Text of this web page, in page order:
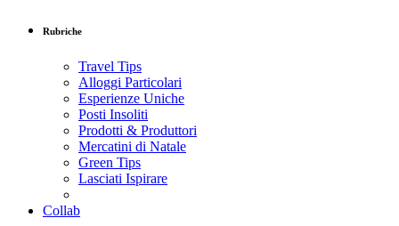
Rubriche
Travel Tips
Alloggi Particolari
Esperienze Uniche
Posti Insoliti
Prodotti & Produttori
Mercatini di Natale
Green Tips
Lasciati Ispirare
Collab